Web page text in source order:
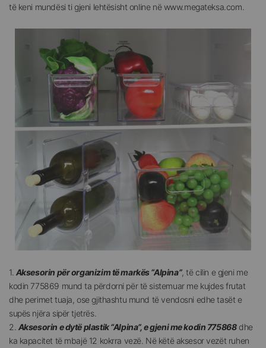
të keni mundësi ti gjeni lehtësisht online në www.megateksa.com.
1. Aksesorin për organizim të markës “Alpina”, të cilin e gjeni me
kodin 775869 mund ta përdorni për të sistemuar me kujdes frutat
dhe perimet tuaja, ose gjithashtu mund të vendosni edhe tasët e
supës njëra sipër tjetrës.
2. Aksesorin e dytë plastik “Alpina”, e gjeni me kodin 775868dhe
ka kapacitet të mbajë 12 kokrra vezë. Në këtë aksesor vezët ruhen